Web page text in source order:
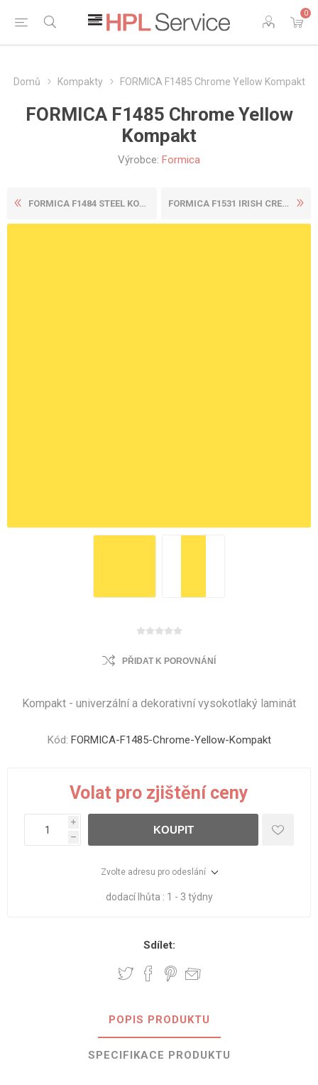
0
Domů Kompakty FORMICA F1485 Chrome Yellow Kompakt
FORMICA F1485 Chrome Yellow
Kompakt
Výrobce: Formica
FORMICA F1484 STEEL KOMPAKT FORMICA F1531 IRISH CREAM K...
PŘIDAT K POROVNÁNÍ
Kompakt - univerzální a dekorativní vysokotlaký laminát
Kód: FORMICA-F1485-Chrome-Yellow-Kompakt
Volat pro zjištění ceny
i
h
KOUPIT
Zvolte adresu pro odeslání
dodací lhůta : 1 - 3 týdny
Sdílet:
POPIS PRODUKTU
SPECIFIKACE PRODUKTU